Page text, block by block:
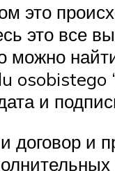
это
это все
можно
и
договор и